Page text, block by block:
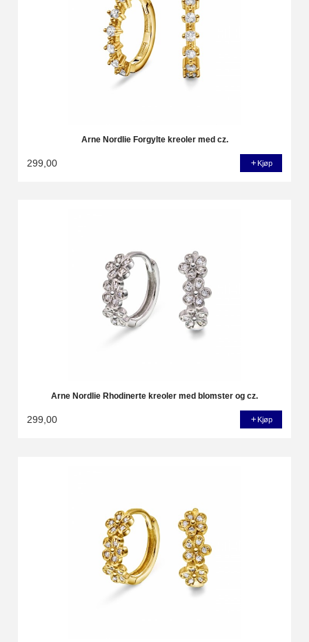
Arne Nordlie Forgylte kreoler med cz.
299,00 Kjøp
Arne Nordlie Rhodinerte kreoler med blomster og cz.
299,00 Kjøp